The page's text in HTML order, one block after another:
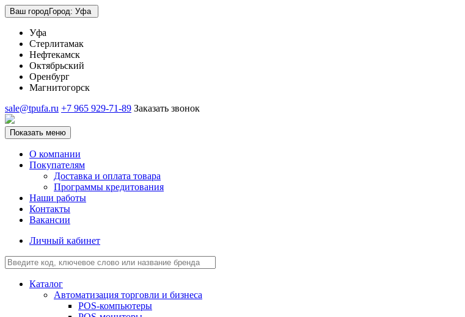
Ваш городГород: Уфа
Уфа
Стерлитамак
Нефтекамск
Октябрьский
Оренбург
Магнитогорск
sale@tpufa.ru +7 965 929-71-89 Заказать звонок
Показать меню
О компании
Покупателям
Доставка и оплата товара
Программы кредитования
Наши работы
Контакты
Вакансии
Личный кабинет
Каталог
Автоматизация торговли и бизнеса
POS-компьютеры